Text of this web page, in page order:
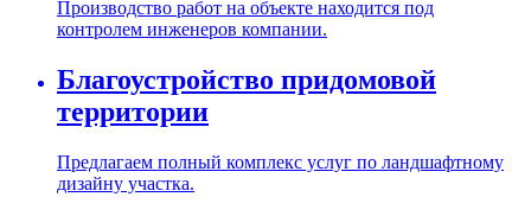
Производство работ на объекте находится под
контролем инженеров компании.
Благоустройство придомовой
территории
Предлагаем полный комплекс услуг по ландшафтному
дизайну участка.